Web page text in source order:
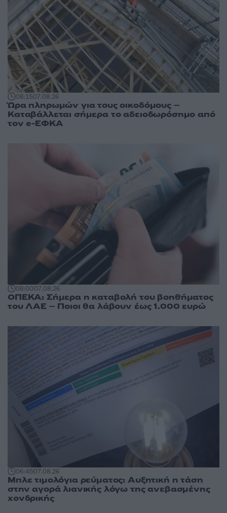
08:1507.08.26
Ώρα πληρωμών για τους οικοδόμους –
Καταβάλλεται σήμερα το αδειοδωρόσημο από
τον e-ΕΦΚΑ
08:0007.08.26
ΟΠΕΚΑ: Σήμερα η καταβολή του βοηθήματος
του ΛΑΕ – Ποιοι θα λάβουν έως 1.000 ευρώ
06:4507.08.26
Μπλε τιμολόγια ρεύματος: Αυξητική η τάση
στην αγορά λιανικής λόγω της ανεβασμένης
χονδρικής